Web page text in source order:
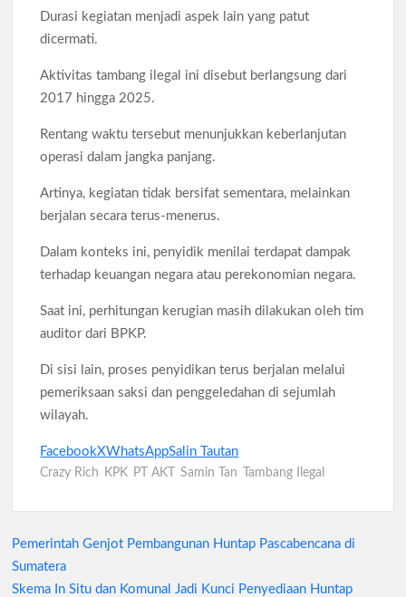
Durasi kegiatan menjadi aspek lain yang patut
dicermati.
Aktivitas tambang ilegal ini disebut berlangsung dari
2017 hingga 2025.
Rentang waktu tersebut menunjukkan keberlanjutan
operasi dalam jangka panjang.
Artinya, kegiatan tidak bersifat sementara, melainkan
berjalan secara terus-menerus.
Dalam konteks ini, penyidik menilai terdapat dampak
terhadap keuangan negara atau perekonomian negara.
Saat ini, perhitungan kerugian masih dilakukan oleh tim
auditor dari BPKP.
Di sisi lain, proses penyidikan terus berjalan melalui
pemeriksaan saksi dan penggeledahan di sejumlah
wilayah.
FacebookXWhatsAppSalin Tautan
Crazy Rich KPK PT AKT Samin Tan Tambang Ilegal
Navigasi
pos
Pemerintah Genjot Pembangunan Huntap Pascabencana di
Sumatera
Skema In Situ dan Komunal Jadi Kunci Penyediaan Huntap